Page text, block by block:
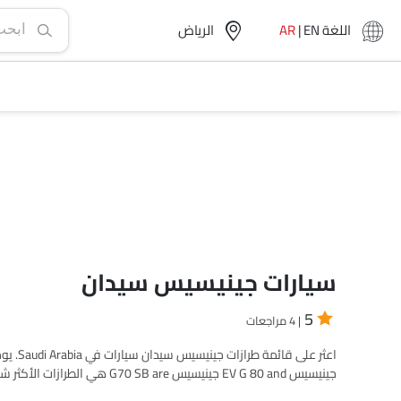
الرياض‎ اللغةEN
|
AR
سيارات جينيسيس سيدان
5 | 4 مراجعات